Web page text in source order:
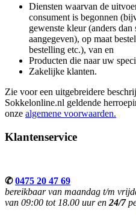
Diensten waarvan de
consument is begonnen
gewenste kleur (anders
aangegeven), op maat
bestelling etc.), van en
Producten die naar uw
Zakelijke klanten.
Zie voor een uitgebreidere
Sokkelonline.nl geldende
onze algemene voorwaarden.
Klantenservice
✆0475 20 47 69
bereikbaar van maandag t/m
van 09:00 tot 18.00 uur en 24/7